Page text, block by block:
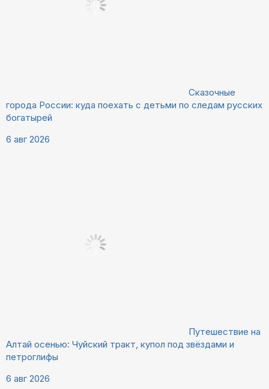
Сказочные
города России: куда поехать с детьми по следам русских
богатырей
6 авг 2026
Путешествие на
Алтай осенью: Чуйский тракт, купол под звёздами и
петроглифы
6 авг 2026